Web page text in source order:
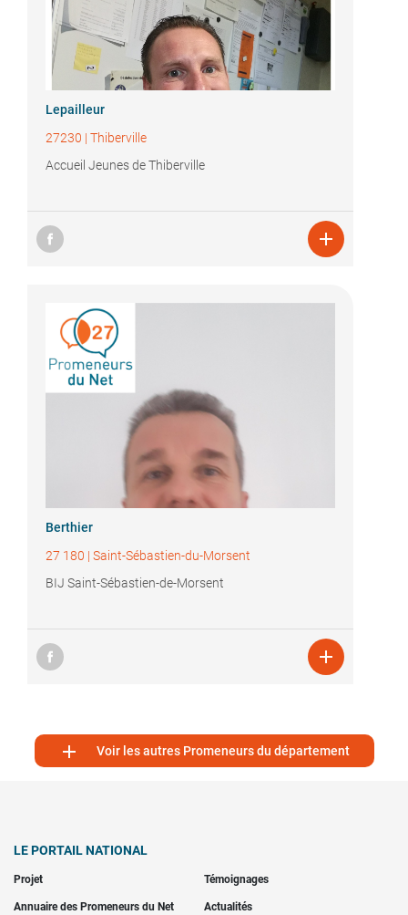
Lepailleur
27230 | Thiberville
Accueil Jeunes de Thiberville

Berthier
27 180 | Saint-Sébastien-du-Morsent
BIJ Saint-Sébastien-de-Morsent

 Voir les autres Promeneurs du département
LE PORTAIL NATIONAL
Projet Témoignages
Annuaire des Promeneurs du Net Actualités